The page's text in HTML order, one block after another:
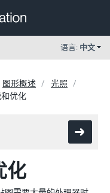
语言: 中文
图形概述
光照
优化
化